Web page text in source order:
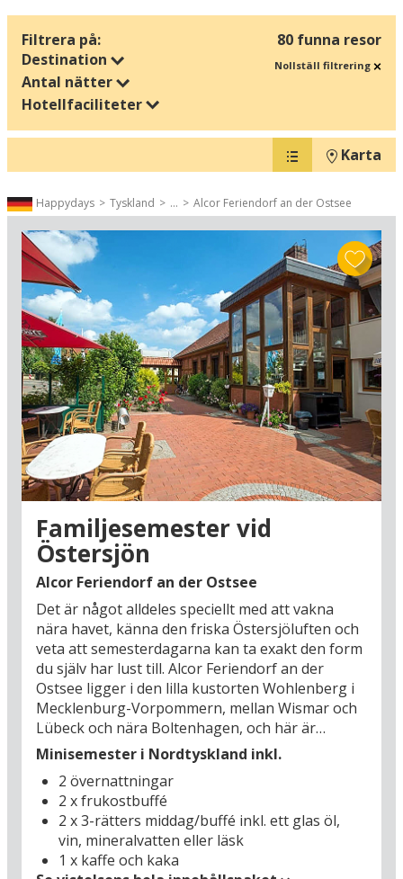
Filtrera på:
80 funna resor
Destination
Antal nätter
Hotellfaciliteter
Nollställ filtrering
Karta
Happydays Tyskland ... Alcor Feriendorf an der Ostsee
Familjesemester vid
Östersjön
Alcor Feriendorf an der Ostsee
Det är något alldeles speciellt med att vakna
nära havet, känna den friska Östersjöluften och
veta att semesterdagarna kan ta exakt den form
du själv har lust till. Alcor Feriendorf an der
Ostsee ligger i den lilla kustorten Wohlenberg i
Mecklenburg-Vorpommern, mellan Wismar och
Lübeck och nära Boltenhagen, och här är
ramarna satta för en avslappnad bilsemester
med fokus på närvaro och natur. Hotellområdet
består av flera byggnader som ligger utspridda i
en liten by med sommarhus och lugna
omgivningar, och stranden ligger bara några
steg bort för härliga badstunder. Det är den typ
av semester där dagarna inte är planerade i
Minisemester i Nordtyskland inkl.
2 övernattningar
2 x frukostbuffé
2 x 3-rätters middag/buffé inkl. ett glas öl,
vin, mineralvatten eller läsk
1 x kaffe och kaka